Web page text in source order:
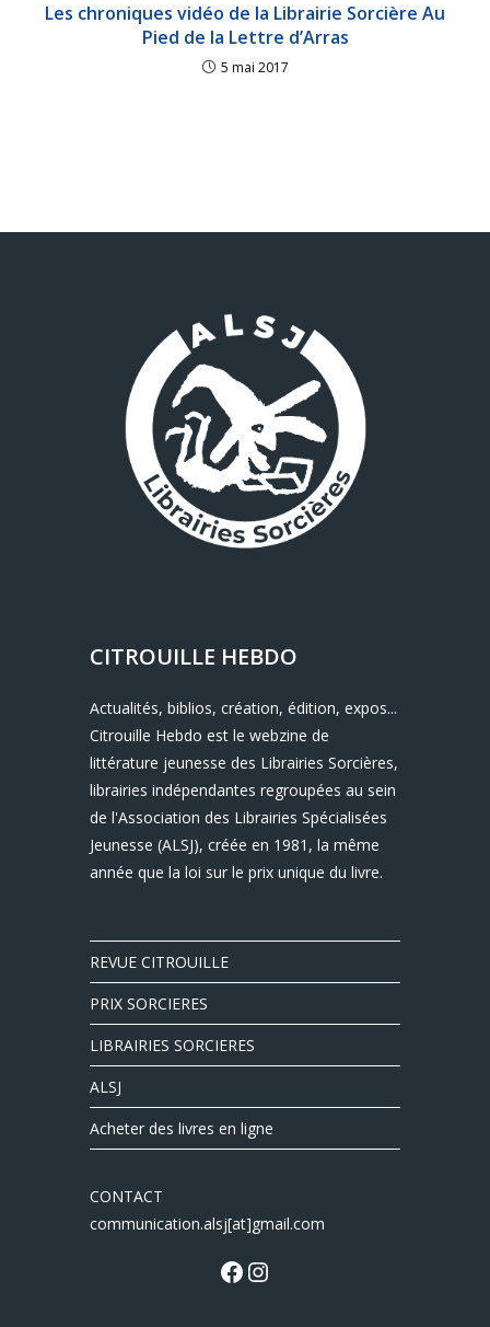
Les chroniques vidéo de la Librairie Sorcière Au
Pied de la Lettre d’Arras
5 mai 2017
CITROUILLE HEBDO
Actualités, biblios, création, édition, expos...
Citrouille Hebdo est le webzine de
littérature jeunesse des Librairies Sorcières,
librairies indépendantes regroupées au sein
de l'Association des Librairies Spécialisées
Jeunesse (ALSJ), créée en 1981, la même
année que la loi sur le prix unique du livre.
REVUE CITROUILLE
PRIX SORCIERES
LIBRAIRIES SORCIERES
ALSJ
Acheter des livres en ligne
CONTACT
communication.alsj[at]gmail.com